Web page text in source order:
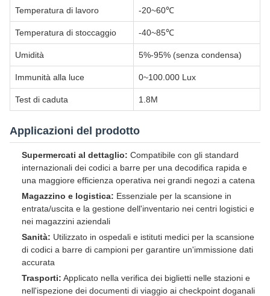
Temperatura di lavoro -20~60℃
Temperatura di stoccaggio -40~85℃
Umidità 5%-95% (senza condensa)
Immunità alla luce 0~100.000 Lux
Test di caduta 1.8M
Applicazioni del prodotto
Supermercati al dettaglio: Compatibile con gli standard
internazionali dei codici a barre per una decodifica rapida e
una maggiore efficienza operativa nei grandi negozi a catena
Magazzino e logistica: Essenziale per la scansione in
entrata/uscita e la gestione dell'inventario nei centri logistici e
nei magazzini aziendali
Sanità: Utilizzato in ospedali e istituti medici per la scansione
di codici a barre di campioni per garantire un'immissione dati
accurata
Trasporti: Applicato nella verifica dei biglietti nelle stazioni e
nell'ispezione dei documenti di viaggio ai checkpoint doganali